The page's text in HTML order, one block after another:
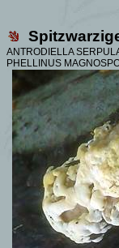
ANTRODIELLA
PHELLINUS